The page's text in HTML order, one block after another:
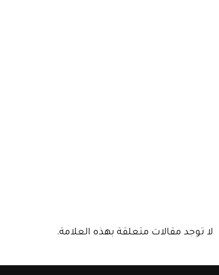
لا توجد مقالات متعلقة بهذه العلامة.